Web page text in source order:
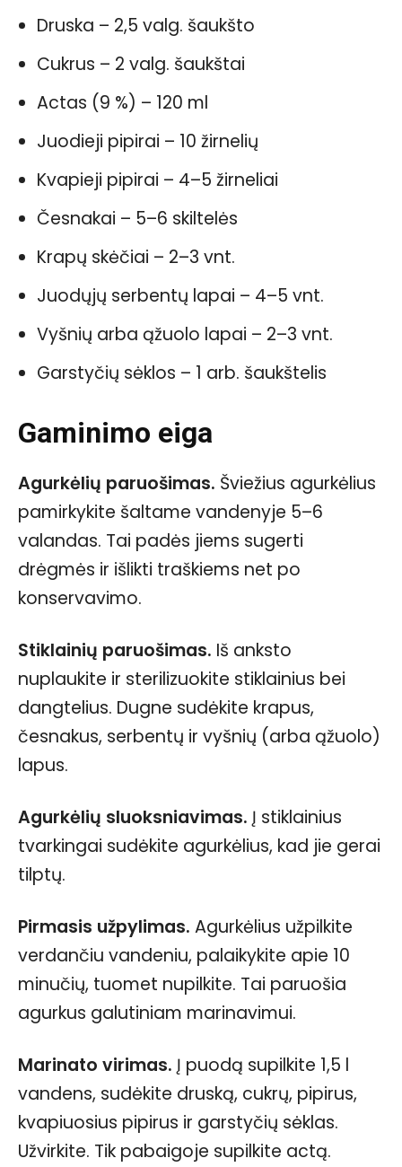
Druska – 2,5 valg. šaukšto
Cukrus – 2 valg. šaukštai
Actas (9 %) – 120 ml
Juodieji pipirai – 10 žirnelių
Kvapieji pipirai – 4–5 žirneliai
Česnakai – 5–6 skiltelės
Krapų skėčiai – 2–3 vnt.
Juodųjų serbentų lapai – 4–5 vnt.
Vyšnių arba ąžuolo lapai – 2–3 vnt.
Garstyčių sėklos – 1 arb. šaukštelis
Gaminimo eiga
Agurkėlių paruošimas. Šviežius agurkėlius
pamirkykite šaltame vandenyje 5–6
valandas. Tai padės jiems sugerti
drėgmės ir išlikti traškiems net po
konservavimo.
Stiklainių paruošimas. Iš anksto
nuplaukite ir sterilizuokite stiklainius bei
dangtelius. Dugne sudėkite krapus,
česnakus, serbentų ir vyšnių (arba ąžuolo)
lapus.
Agurkėlių sluoksniavimas. Į stiklainius
tvarkingai sudėkite agurkėlius, kad jie gerai
tilptų.
Pirmasis užpylimas. Agurkėlius užpilkite
verdančiu vandeniu, palaikykite apie 10
minučių, tuomet nupilkite. Tai paruošia
agurkus galutiniam marinavimui.
Marinato virimas. Į puodą supilkite 1,5 l
vandens, sudėkite druską, cukrų, pipirus,
kvapiuosius pipirus ir garstyčių sėklas.
Užvirkite. Tik pabaigoje supilkite actą.